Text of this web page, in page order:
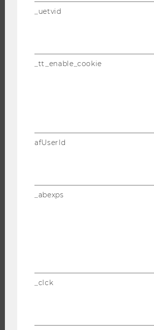
ÜBER DIE WU
_uetvid
_tt_enable_cookie
afUserId
_abexps
_clck